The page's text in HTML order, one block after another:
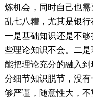
炼机会，同时自己也
乱七八糟，尤其是银
一是基础知识还是不
些理论知识不会。二
能把理论充分的融入
分细节知识脱节，没
够严谨，随意性大，不